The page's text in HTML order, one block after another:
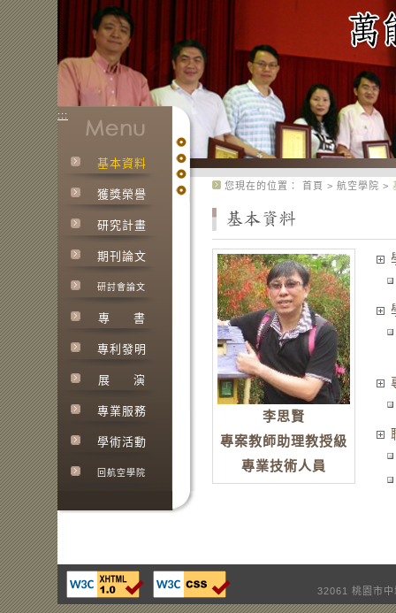
:::
基本資料
獲獎榮譽
研究計畫
期刊論文
研討會論文
專 書
專利發明
展 演
專業服務
學術活動
回航空學院
您現在的位置： 首頁 > 航空學院 >
李思賢
專案教師助理教授級
專業技術人員
32061 桃園市